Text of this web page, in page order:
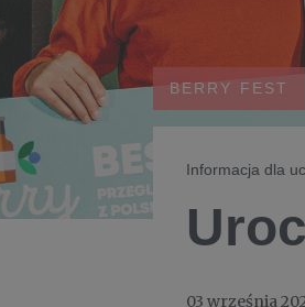
BERRY FEST
Informacja dla
03 września